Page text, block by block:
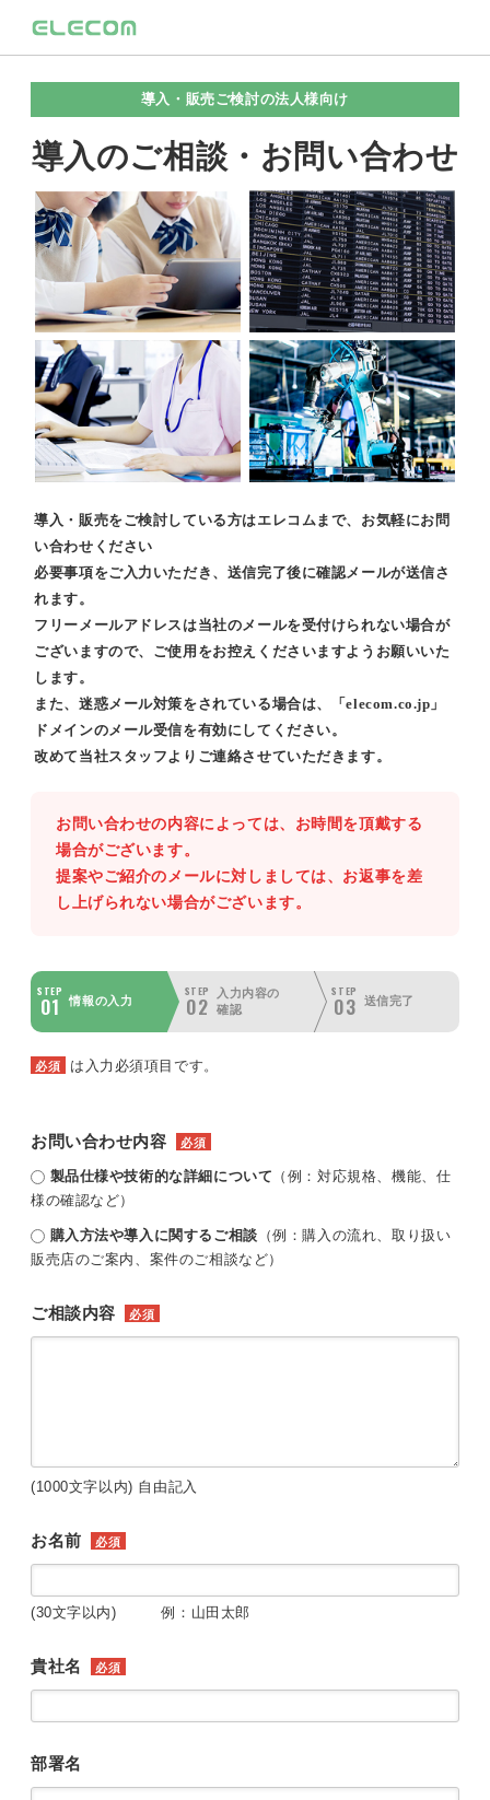
導入・販売ご検討の法人様向け
導入のご相談・お問い合わせ
導入・販売をご検討している方はエレコムまで、お気軽にお問
い合わせください
必要事項をご入力いただき、送信完了後に確認メールが送信さ
れます。
フリーメールアドレスは当社のメールを受付けられない場合が
ございますので、ご使用をお控えくださいますようお願いいた
します。
また、迷惑メール対策をされている場合は、「elecom.co.jp」
ドメインのメール受信を有効にしてください。
改めて当社スタッフよりご連絡させていただきます。
お問い合わせの内容によっては、お時間を頂戴する
場合がございます。
提案やご紹介のメールに対しましては、お返事を差
し上げられない場合がございます。
STEP
01 情報の入力
STEP
02
入力内容の
確認
STEP
03 送信完了
必須 は入力必須項目です。
お問い合わせ内容 必須
製品仕様や技術的な詳細について （例：対応規格、機能、仕
様の確認など）
購入方法や導入に関するご相談 （例：購入の流れ、取り扱い
販売店のご案内、案件のご相談など）
ご相談内容 必須
(1000文字以内) 自由記入
お名前 必須
(30文字以内) 例：山田太郎
貴社名 必須
部署名